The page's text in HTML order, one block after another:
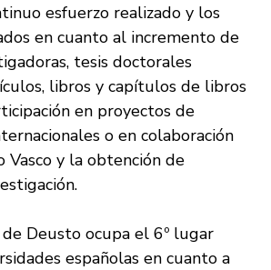
esfuerzo realizado y los
en cuanto al incremento de
tesis doctorales
libros y capítulos de libros
en proyectos de
o en colaboración
Vasco y la obtención de
Deusto ocupa el 6º lugar
españolas en cuanto a